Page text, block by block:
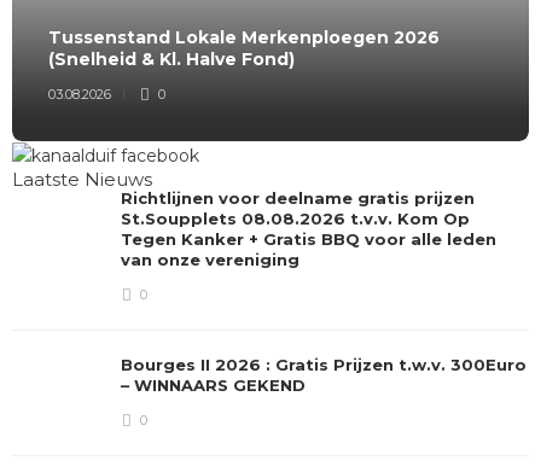
Tussenstand Lokale Merkenploegen 2026
(Snelheid & Kl. Halve Fond)
03.08.2026 0
Laatste Nieuws
Richtlijnen voor deelname gratis prijzen
St.Soupplets 08.08.2026 t.v.v. Kom Op
Tegen Kanker + Gratis BBQ voor alle leden
van onze vereniging
0
Bourges II 2026 : Gratis Prijzen t.w.v. 300Euro
– WINNAARS GEKEND
0